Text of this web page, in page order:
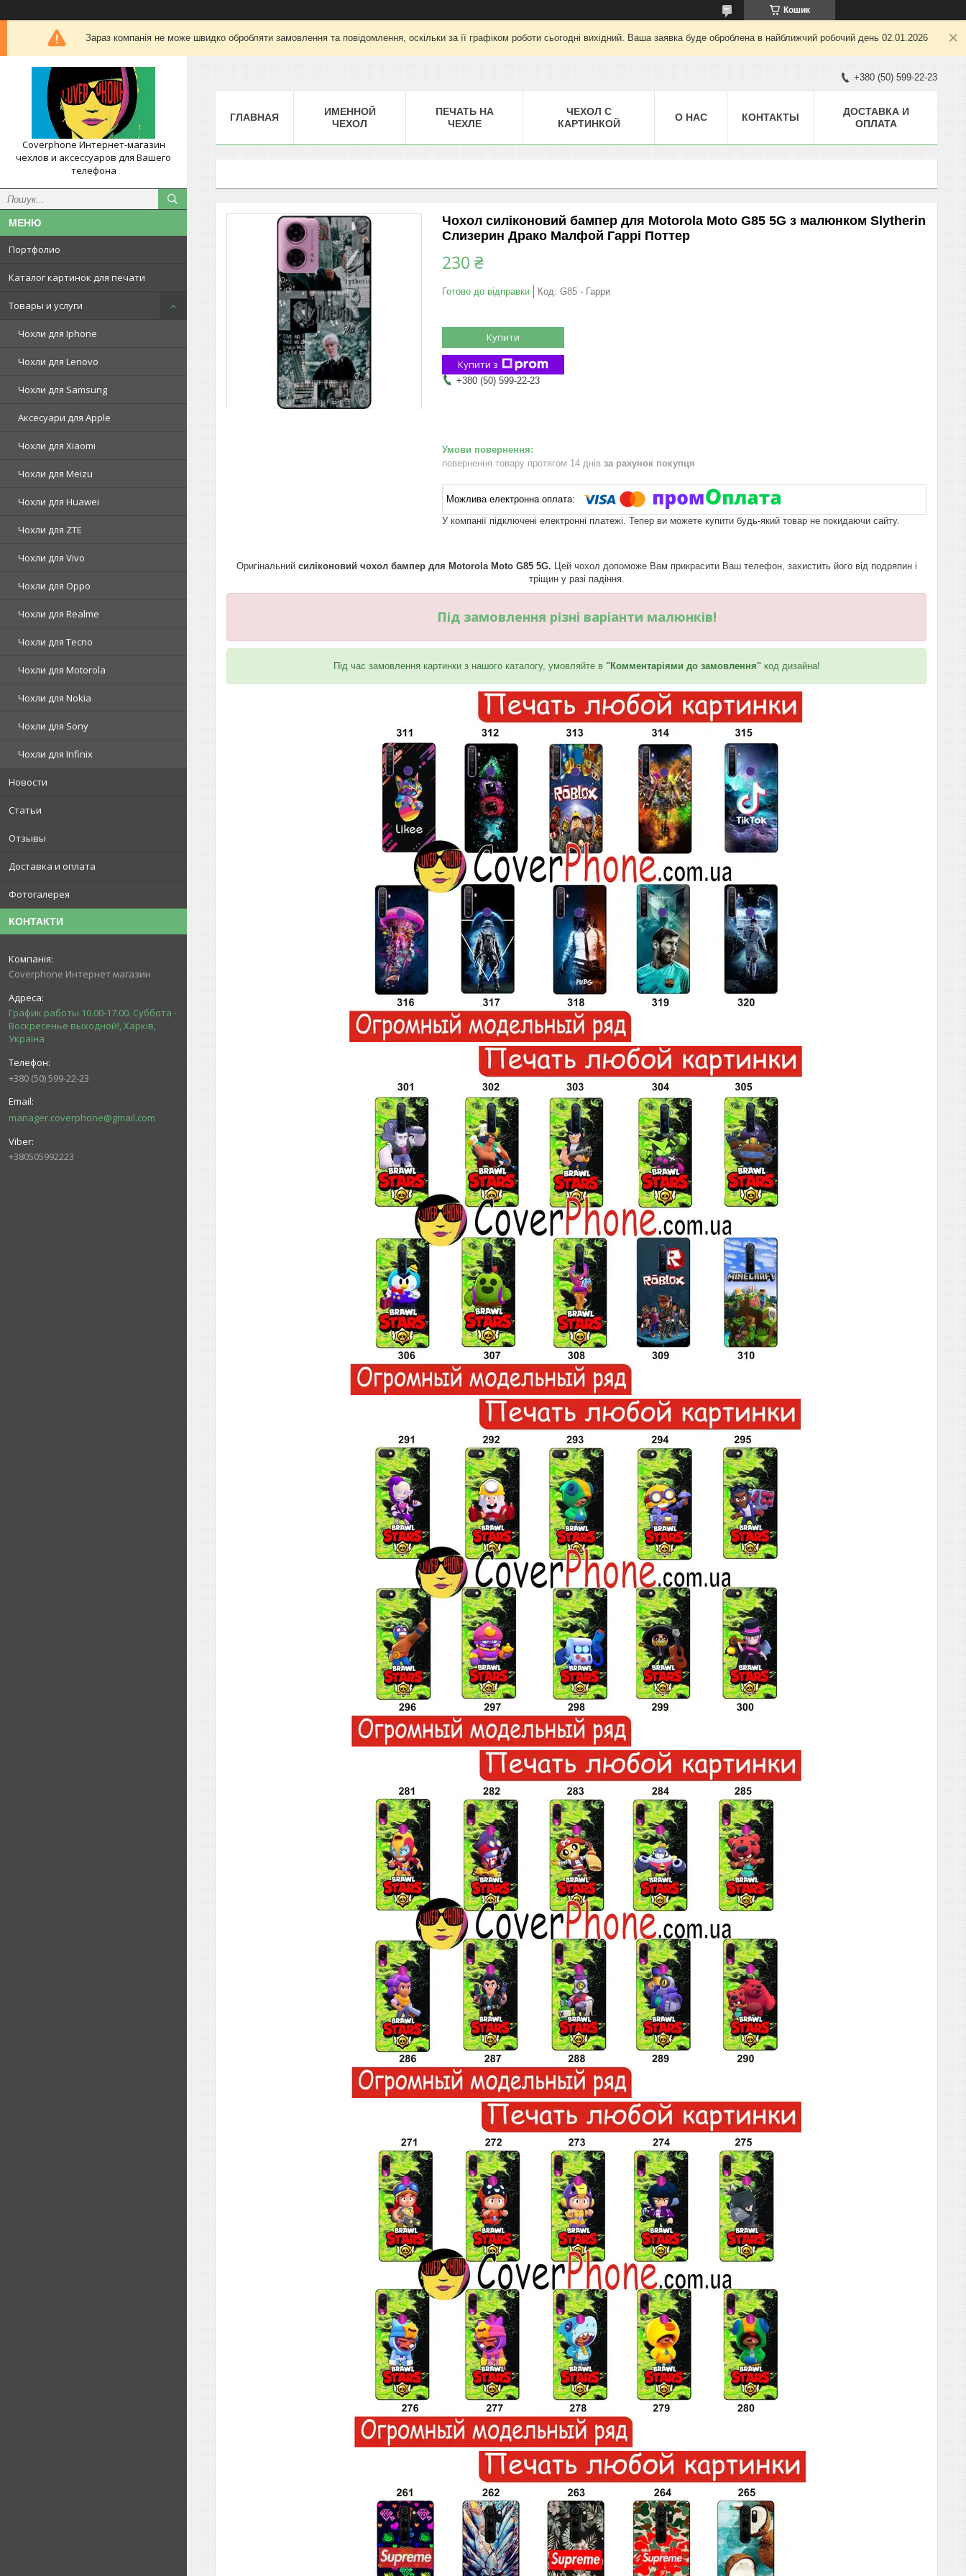
Кошик
Зараз компанія не може швидко обробляти замовлення та повідомлення, оскільки за її графіком роботи сьогодні вихідний. Ваша заявка буде оброблена в найближчий робочий день 02.01.2026
Coverphone Интернет-магазин
чехлов и аксессуаров для Вашего
телефона
Портфолио
Каталог картинок для печати
Товары и услуги
Чохли для Iphone
Чохли для Lenovo
Чохли для Samsung
Аксесуари для Apple
Чохли для Xiaomi
Чохли для Meizu
Чохли для Huawei
Чохли для ZTE
Чохли для Vivo
Чохли для Oppo
Чохли для Realme
Чохли для Tecno
Чохли для Motorola
Чохли для Nokia
Чохли для Sony
Чохли для Infinix
Новости
Статьи
Отзывы
Доставка и оплата
Фотогалерея
КОНТАКТИ
Coverphone Интернет магазин
График работы 10.00-17.00. Суббота -
Воскресенье выходной!, Харків,
Україна
+380 (50) 599-22-23
manager.coverphone@gmail.com
+380505992223
+380 (50) 599-22-23
ГЛАВНАЯ
ИМЕННОЙ
ЧЕХОЛ
ПЕЧАТЬ НА
ЧЕХЛЕ
ЧЕХОЛ С
КАРТИНКОЙ
О НАС КОНТАКТЫ
ДОСТАВКА И
ОПЛАТА
Чохол силіконовий бампер для Motorola Moto G85 5G з малюнком Slytherin
Слизерин Драко Малфой Гаррі Поттер
230 ₴
Готово до відправки Код: G85 - Гарри
Купити
Купити з
+380 (50) 599-22-23
повернення товару протягом 14 днів за рахунок покупця
У компанії підключені електронні платежі. Тепер ви можете купити будь-який товар не покидаючи сайту.
Оригінальний силіконовий чохол бампер для Motorola Moto G85 5G. Цей чохол допоможе Вам прикрасити Ваш телефон, захистить його від подряпин і
тріщин у разі падіння.
Під замовлення різні варіанти малюнків!
Під час замовлення картинки з нашого каталогу, умовляйте в "Комментаріями до замовлення"код дизайна!